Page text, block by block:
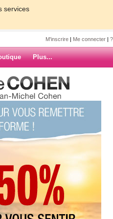
services
M'inscrire | Me connecter |
Plus...